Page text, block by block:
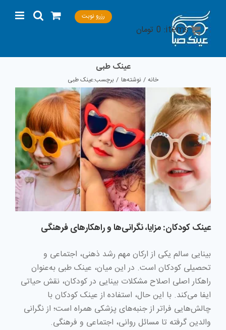
content
رزرو نوبت
عینک طبی
خانه نوشته‌ها برچسب:عینک طبی
عینک کودکان: مزایا، نگرانی‌ها و راهکارهای فرهنگی
بینایی سالم یکی از ارکان مهم رشد ذهنی، اجتماعی و
تحصیلی کودکان است. در این میان، عینک طبی به‌عنوان
راهکار اصلی اصلاح مشکلات بینایی در کودکان، نقش حیاتی
ایفا می‌کند. با این حال، استفاده از عینک کودکان با
چالش‌هایی فراتر از جنبه‌های پزشکی همراه است؛ از نگرانی
والدین گرفته تا مسائل روانی، اجتماعی و فرهنگی.
items:
0 تومان